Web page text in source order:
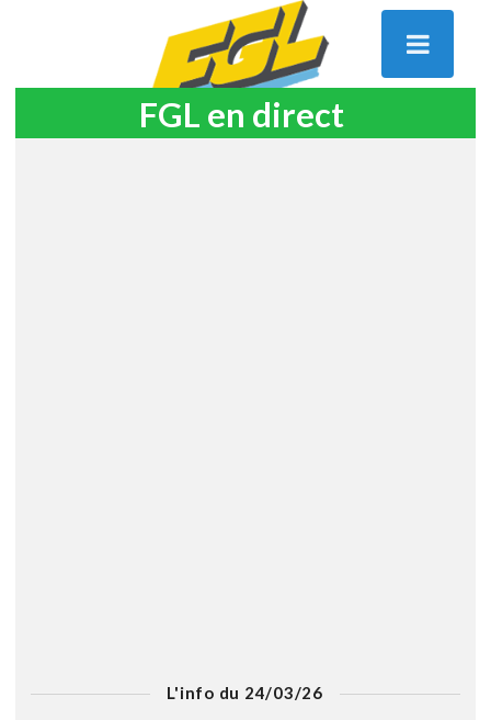
FGL en direct
L'info du 24/03/26